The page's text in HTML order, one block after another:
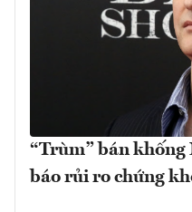
“Trùm” bán
báo rủi ro chứng